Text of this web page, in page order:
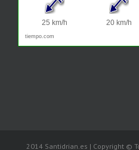
2014 Santidrian.es | Copyright ©